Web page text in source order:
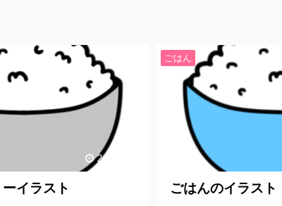
2019/9/8
イラスト
ごはん
ごはんのイラス